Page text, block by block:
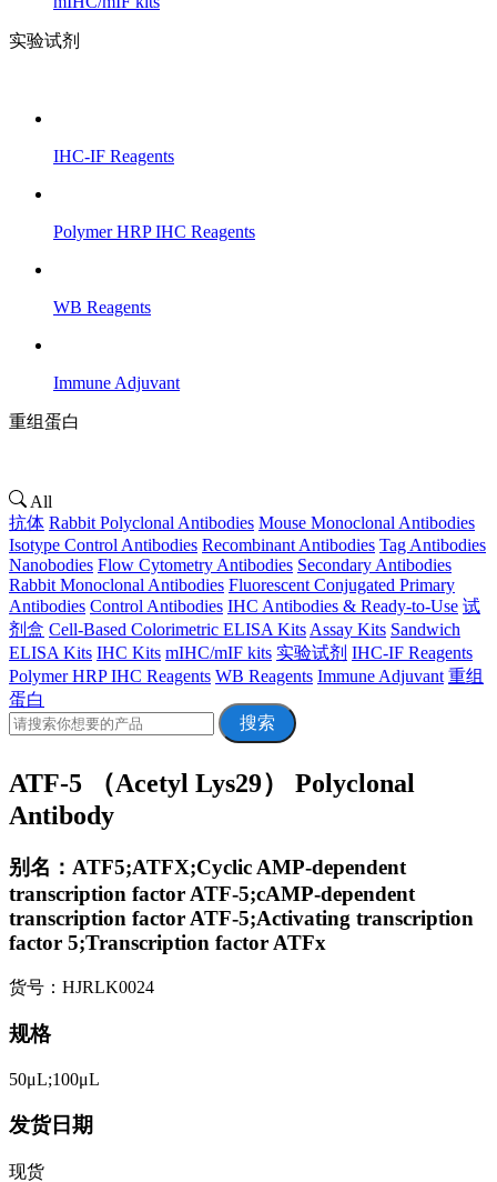
实验试剂
IHC-IF Reagents
Polymer HRP IHC Reagents
WB Reagents
Immune Adjuvant
重组蛋白
All
抗体 Rabbit Polyclonal Antibodies Mouse Monoclonal Antibodies
Isotype Control Antibodies Recombinant Antibodies Tag Antibodies
Nanobodies Flow Cytometry Antibodies Secondary Antibodies
Rabbit Monoclonal Antibodies Fluorescent Conjugated Primary
Antibodies Control Antibodies IHC Antibodies & Ready-to-Use 试
剂盒 Cell-Based Colorimetric ELISA Kits Assay Kits Sandwich
ELISA Kits IHC Kits mIHC/mIF kits 实验试剂 IHC-IF Reagents
Polymer HRP IHC Reagents WB Reagents Immune Adjuvant 重组
蛋白
搜索
ATF-5 （Acetyl Lys29） Polyclonal
Antibody
别名：ATF5;ATFX;Cyclic AMP-dependent
transcription factor ATF-5;cAMP-dependent
transcription factor ATF-5;Activating transcription
factor 5;Transcription factor ATFx
货号：HJRLK0024
规格
50μL;100μL
发货日期
现货